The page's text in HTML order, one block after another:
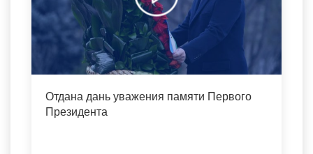
Отдана дань уважения памяти Первого
Президента